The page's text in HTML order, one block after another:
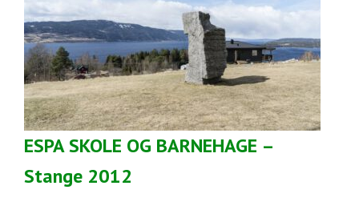
ESPA SKOLE OG BARNEHAGE –
Stange 2012